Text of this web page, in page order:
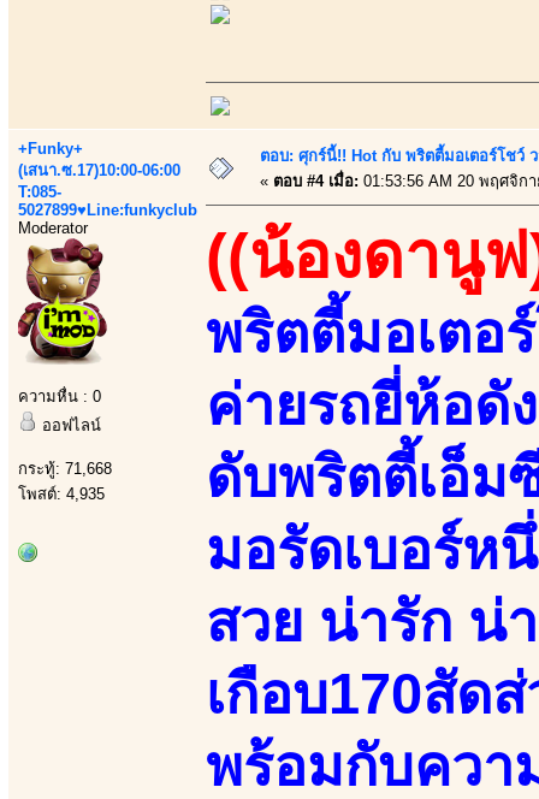
+Funky+
(เสนา.ซ.17)10:00-06:00
T:085-
5027899♥Line:funkyclub
Moderator
ความหื่น : 0
ออฟไลน์
กระทู้: 71,668
โพสต์: 4,935
ตอบ: ศุกร์นี้!! Hot กับ พริตตี้มอเตอร์โชว์ ว
« ตอบ #4 เมื่อ: 01:53:56 AM 20 พฤศจิก
((น้องดานู
พริตตี้มอเตอ
ค่ายรถยี่ห้อดั
ดับพริตตี้เอ็ม
มอรัดเบอร์ห
สวย น่ารัก น่
เกือบ170สัด
พร้อมกับควา